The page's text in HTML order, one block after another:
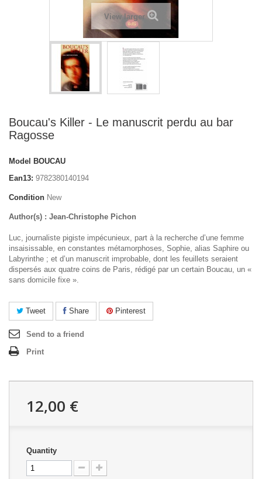
View larger
Boucau's Killer - Le manuscrit perdu au bar
Ragosse
Model
BOUCAU
Ean13: 9782380140194
Condition New
Author(s) : Jean-Christophe Pichon
Luc, journaliste pigiste impécunieux, part à la recherche d’une femme
insaisissable, en constantes métamorphoses, Sophie, alias Saphire ou
Labyrinthe ; et d’un manuscrit improbable, dont les feuillets seraient
dispersés aux quatre coins de Paris, rédigé par un certain Boucau, un «
sans domicile fixe ».
Tweet Share Pinterest
Send to a friend
Print
12,00 €
Quantity